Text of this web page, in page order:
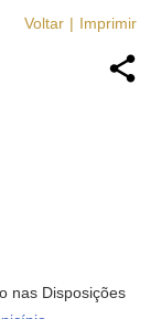
Voltar Imprimir
nas Disposições